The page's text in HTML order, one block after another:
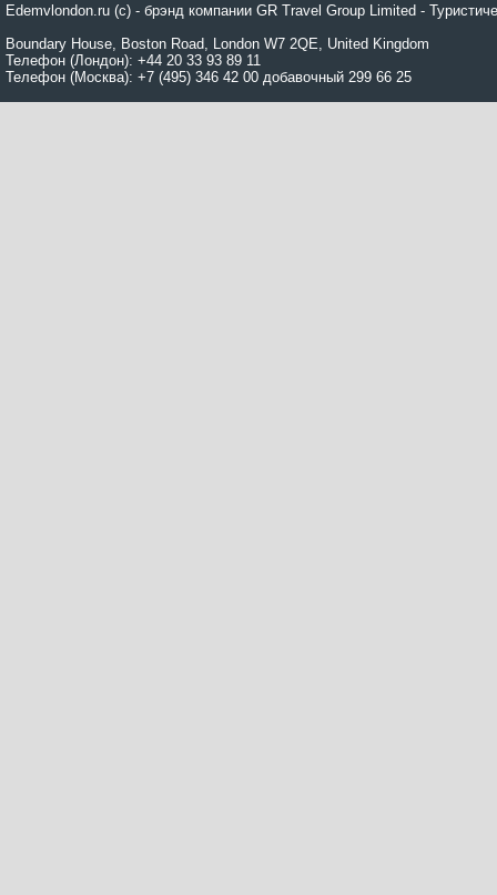
Edemvlondon.ru (c) - брэнд компании GR Travel Group Limited -
Boundary House, Boston Road, London W7 2QE, United Kingdom
Телефон (Лондон): +44 20 33 93 89 11
Телефон (Москва): +7 (495) 346 42 00 добавочный 299 66 25